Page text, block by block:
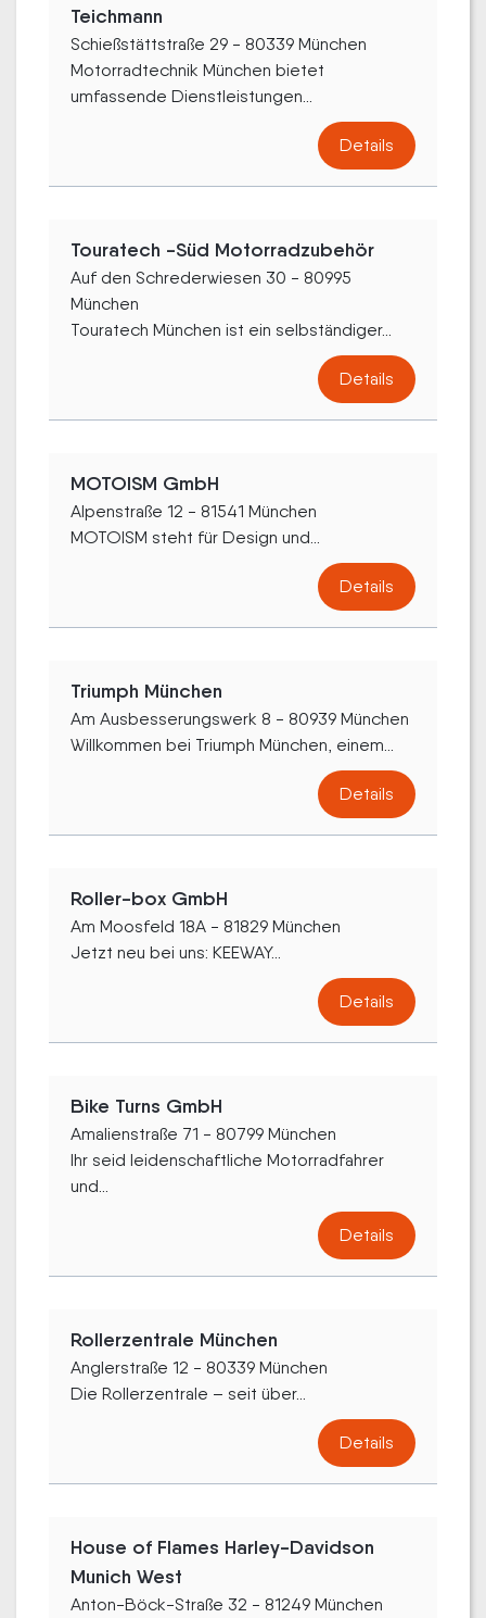
Teichmann
Schießstättstraße 29 - 80339 München
Motorradtechnik München bietet
umfassende Dienstleistungen...
Details
Touratech -Süd Motorradzubehör
Auf den Schrederwiesen 30 - 80995
München
Touratech München ist ein selbständiger...
Details
MOTOISM GmbH
Alpenstraße 12 - 81541 München
MOTOISM steht für Design und...
Details
Triumph München
Am Ausbesserungswerk 8 - 80939 München
Willkommen bei Triumph München, einem...
Details
Roller-box GmbH
Am Moosfeld 18A - 81829 München
Jetzt neu bei uns: KEEWAY...
Details
Bike Turns GmbH
Amalienstraße 71 - 80799 München
Ihr seid leidenschaftliche Motorradfahrer
und...
Details
Rollerzentrale München
Anglerstraße 12 - 80339 München
Die Rollerzentrale – seit über...
Details
House of Flames Harley-Davidson
Munich West
Anton-Böck-Straße 32 - 81249 München